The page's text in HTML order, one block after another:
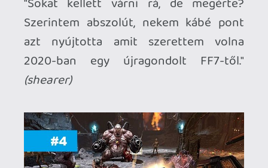
technikailag, azért ott van benne az
isteni rpg szikra, és végre szárnyas
fejvadásznak érezhetem magamat!"(Ryo